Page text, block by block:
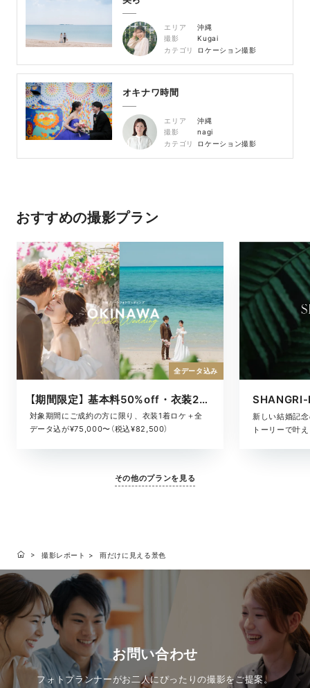
エリア
沖縄
撮影
Kugai
カテゴリ
ロケーション撮影
オキナワ時間
エリア
沖縄
撮影
nagi
カテゴリ
ロケーション撮影
おすすめの撮影プラン
【期間限定】 基本料50%off・衣装2着ロケ
対象期間にご成約の方に限り、衣装1着ロケ＋全
データ込が¥75,000〜（税込¥82,500）
全データ込み
新しい結婚記念
トーリーで叶
その他のプランを見る
撮影レポート 雨だけに見える景色
お問い合わせ
フォトプランナーがお二人にぴったりの撮影をご提案。